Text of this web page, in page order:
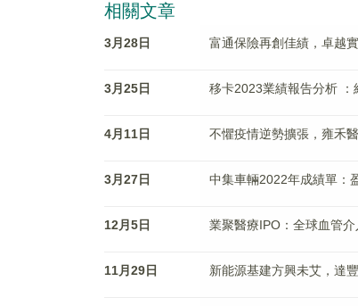
相關文章
3月28日 富通保險再創佳績，卓越
3月25日 移卡2023業績報告分析
4月11日 不懼疫情逆勢擴張，雍禾
3月27日 中集車輛2022年成績單：
12月5日 業聚醫療IPO：全球血管
11月29日 新能源基建方興未艾，達